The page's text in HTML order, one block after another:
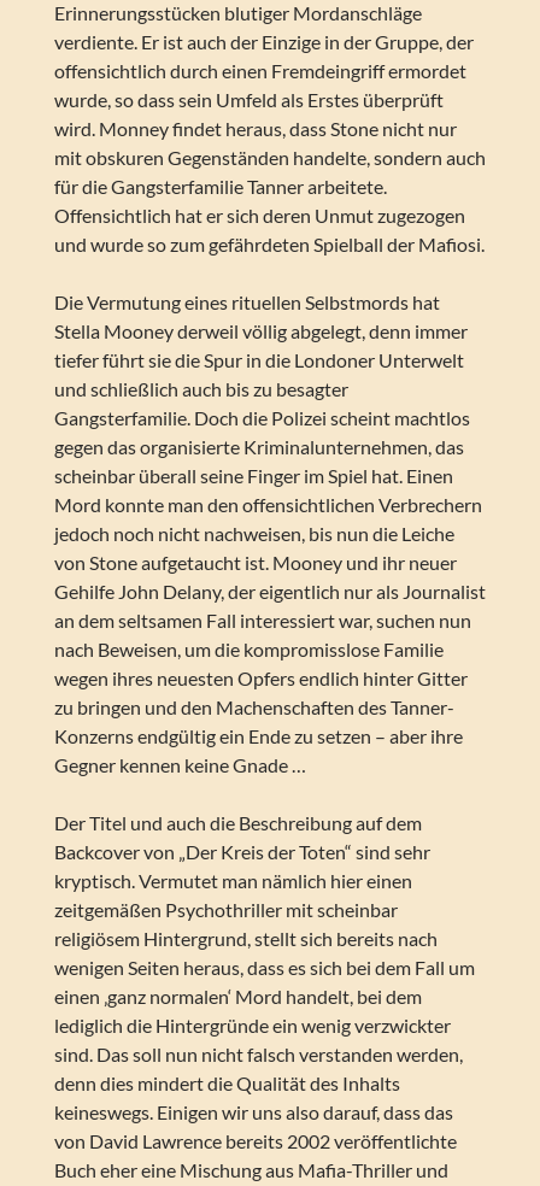
Erinnerungsstücken blutiger Mordanschläge
verdiente. Er ist auch der Einzige in der Gruppe, der
offensichtlich durch einen Fremdeingriff ermordet
wurde, so dass sein Umfeld als Erstes überprüft
wird. Monney findet heraus, dass Stone nicht nur
mit obskuren Gegenständen handelte, sondern auch
für die Gangsterfamilie Tanner arbeitete.
Offensichtlich hat er sich deren Unmut zugezogen
und wurde so zum gefährdeten Spielball der Mafiosi.
Die Vermutung eines rituellen Selbstmords hat
Stella Mooney derweil völlig abgelegt, denn immer
tiefer führt sie die Spur in die Londoner Unterwelt
und schließlich auch bis zu besagter
Gangsterfamilie. Doch die Polizei scheint machtlos
gegen das organisierte Kriminalunternehmen, das
scheinbar überall seine Finger im Spiel hat. Einen
Mord konnte man den offensichtlichen Verbrechern
jedoch noch nicht nachweisen, bis nun die Leiche
von Stone aufgetaucht ist. Mooney und ihr neuer
Gehilfe John Delany, der eigentlich nur als Journalist
an dem seltsamen Fall interessiert war, suchen nun
nach Beweisen, um die kompromisslose Familie
wegen ihres neuesten Opfers endlich hinter Gitter
zu bringen und den Machenschaften des Tanner-
Konzerns endgültig ein Ende zu setzen – aber ihre
Gegner kennen keine Gnade …
Der Titel und auch die Beschreibung auf dem
Backcover von „Der Kreis der Toten“ sind sehr
kryptisch. Vermutet man nämlich hier einen
zeitgemäßen Psychothriller mit scheinbar
religiösem Hintergrund, stellt sich bereits nach
wenigen Seiten heraus, dass es sich bei dem Fall um
einen ‚ganz normalen‘ Mord handelt, bei dem
lediglich die Hintergründe ein wenig verzwickter
sind. Das soll nun nicht falsch verstanden werden,
denn dies mindert die Qualität des Inhalts
keineswegs. Einigen wir uns also darauf, dass das
von David Lawrence bereits 2002 veröffentlichte
Buch eher eine Mischung aus Mafia-Thriller und